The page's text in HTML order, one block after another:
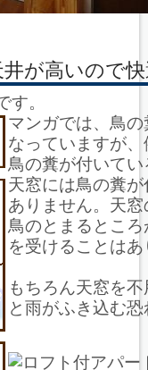
が高いので
。
マンガでは、鳥
なっていますが
鳥の糞が付いて
天窓には鳥の糞
ありません。天
鳥のとまるとこ
を受けることは
もちろん天窓を
と雨がふき込む